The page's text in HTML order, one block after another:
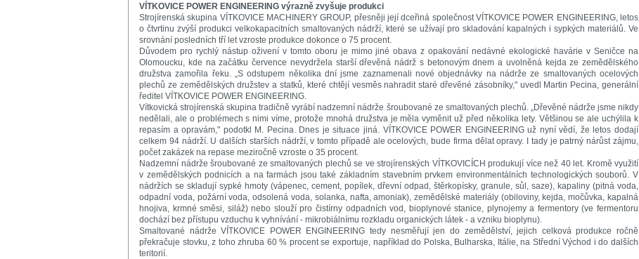
VÍTKOVICE POWER ENGINEERING výrazně zvyšuje produkci
Strojírenská skupina VÍTKOVICE MACHINERY GROUP, přesněji její dceřiná společnost VÍTKOVICE POWER ENGINEERING, letos
o čtvrtinu zvýší produkci velkokapacitních smaltovaných nádrží, které se užívají pro skladování kapalných i sypkých materiálů. Ve
srovnání posledních tří let vzroste produkce dokonce o 75 procent.
Důvodem pro rychlý nástup oživení v tomto oboru je mimo jiné obava z opakování nedávné ekologické havárie v Seničce na
Olomoucku, kde na začátku července nevydržela starší dřevěná nádrž s betonovým dnem a uvolněná kejda ze zemědělského
družstva zamořila řeku. „S odstupem několika dní jsme zaznamenali nové objednávky na nádrže ze smaltovaných ocelových
plechů ze zemědělských družstev a statků, které chtějí vesměs nahradit staré dřevěné zásobníky," uvedl Martin Pecina, generální
ředitel VÍTKOVICE POWER ENGINEERING.
Vítkovická strojírenská skupina tradičně vyrábí nadzemní nádrže šroubované ze smaltovaných plechů. „Dřevěné nádrže jsme nikdy
nedělali, ale o problémech s nimi víme, protože mnohá družstva je měla vyměnit už před několika lety. Většinou se ale uchýlila k
repasím a opravám," podotkl M. Pecina. Dnes je situace jiná. VÍTKOVICE POWER ENGINEERING už nyní vědí, že letos dodají
celkem 94 nádrží. U dalších starších nádrží, v tomto případě ale ocelových, bude firma dělat opravy. I tady je patrný nárůst zájmu,
počet zakázek na repase meziročně vzroste o 35 procent.
Nadzemní nádrže šroubované ze smaltovaných plechů se ve strojírenských VÍTKOVICÍCH produkují více než 40 let. Kromě využití
v zemědělských podnicích a na farmách jsou také základním stavebním prvkem environmentálních technologických souborů. V
nádržích se skladují sypké hmoty (vápenec, cement, popílek, dřevní odpad, štěrkopísky, granule, sůl, saze), kapaliny (pitná voda,
odpadní voda, požární voda, odsolená voda, solanka, nafta, amoniak), zemědělské materiály (obiloviny, kejda, močůvka, kapalná
hnojiva, krmné směsi, siláž) nebo slouží pro čistírny odpadních vod, bioplynové stanice, plynojemy a fermentory (ve fermentoru
dochází bez přístupu vzduchu k vyhnívání - mikrobiálnímu rozkladu organických látek - a vzniku bioplynu).
Smaltované nádrže VÍTKOVICE POWER ENGINEERING tedy nesměřují jen do zemědělství, jejich celková produkce ročně
překračuje stovku, z toho zhruba 60 % procent se exportuje, například do Polska, Bulharska, Itálie, na Střední Východ i do dalších
teritorií.